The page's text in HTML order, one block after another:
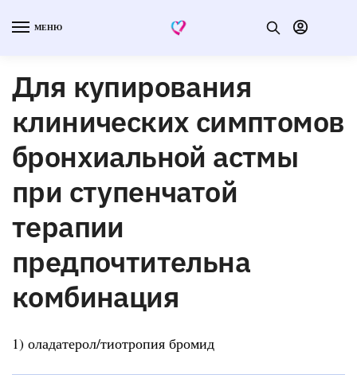
МЕНЮ
Для купирования
клинических симптомов
бронхиальной астмы
при ступенчатой
терапии
предпочтительна
комбинация
1) оладатерол/тиотропия бромид